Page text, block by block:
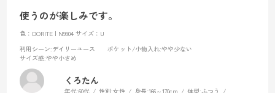
使うのが楽しみです。
色：DORITE | N9904 サイズ：U
利用シーン:デイリーユース ポケット/小物入れ:やや少ない
サイズ感:やや小さめ
くろたん
年代:60代 性別:女性 身長:166～170cm 体型:ふつう